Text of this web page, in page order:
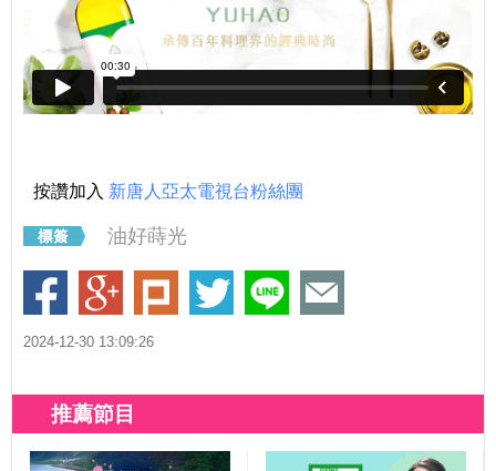
按讚加入 新唐人亞太電視台粉絲團
油好蒔光
2024-12-30 13:09:26
推薦節目